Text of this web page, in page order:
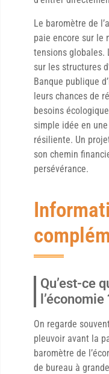
Le baromètre de
paie encore sur le
tensions globales.
sur les structures
Banque publique
leurs chances de
besoins
simple idée en
résiliente. Un
son chemin
persévérance.
Qu’est-ce
l’économie
On regarde
pleuvoir avant la
baromètre de
de bureau à